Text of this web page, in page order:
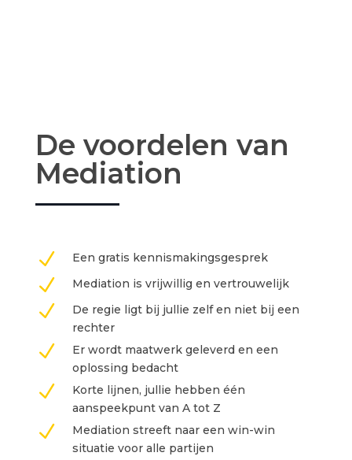
De voordelen van
Mediation
N Een gratis kennismakingsgesprek
N Mediation is vrijwillig en vertrouwelijk
N
De regie ligt bij jullie zelf en niet bij een
rechter
N
Er wordt maatwerk geleverd en een
oplossing bedacht
N
Korte lijnen, jullie hebben één
aanspeekpunt van A tot Z
N
Mediation streeft naar een win-win
situatie voor alle partijen